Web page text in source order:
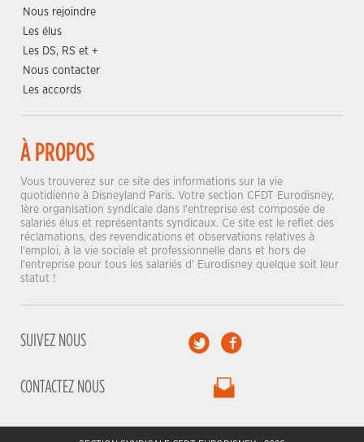
Nous rejoindre
Les élus
Les DS, RS et +
Nous contacter
Les accords
À PROPOS
Vous trouverez sur ce site des informations sur la vie
quotidienne à Disneyland Paris. Votre section CFDT Eurodisney,
1ère organisation syndicale dans l'entreprise est composée de
salariés élus et représentants syndicaux. Ce site est le reflet des
réclamations, des revendications et observations relatives à
l'emploi, à la vie sociale et professionnelle dans et hors de
l'entreprise pour tous les salariés d' Eurodisney quelque soit leur
statut !
SUIVEZ NOUS
CONTACTEZ NOUS